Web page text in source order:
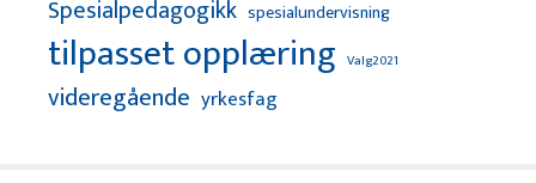
Spesialpedagogikk spesialundervisning
tilpasset opplæring Valg2021
videregående yrkesfag